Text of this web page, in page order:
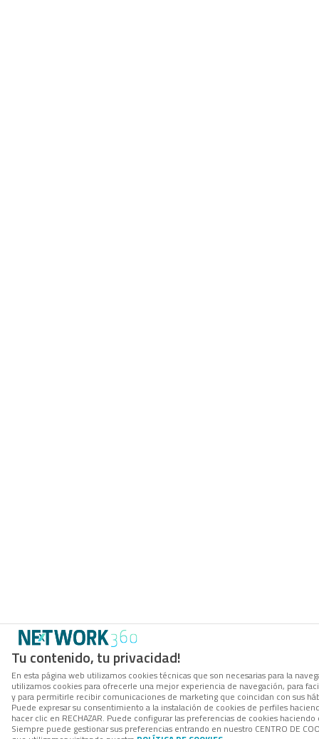
Tu contenido, tu privacidad!
En esta página web utilizamos cookies técnicas que son necesarias para la
utilizamos cookies para ofrecerle una mejor experiencia de navegación, para
y para permitirle recibir comunicaciones de marketing que coincidan con sus
Puede expresar su consentimiento a la instalación de cookies de perfiles
hacer clic en RECHAZAR. Puede configurar las preferencias de cookies haciendo
Siempre puede gestionar sus preferencias entrando en nuestro CENTRO DE